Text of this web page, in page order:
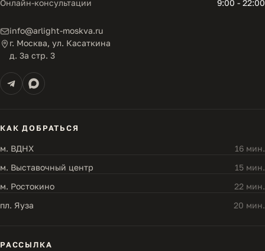
Онлайн-консультации 9:00 - 22:00
info@arlight-moskva.ru
г. Москва, ул. Касаткина
д. 3а стр. 3
КАК ДОБРАТЬСЯ
м. ВДНХ
16 мин.
м. Выставочный центр
15 мин.
м. Ростокино
22 мин.
пл. Яуза
20 мин.
РАССЫЛКА